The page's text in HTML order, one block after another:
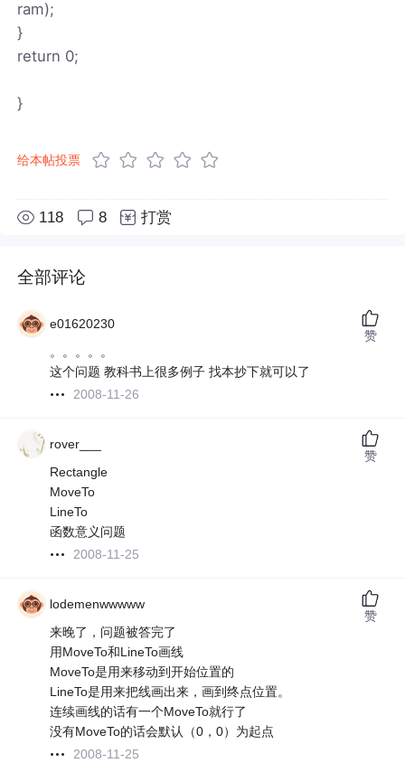
ram);
}
return 0;
}
给本帖投票
118 8 打赏
全部评论
e01620230
。。。。。
这个问题 教科书上很多例子 找本抄下就可以了
2008-11-26
赞
rover___
Rectangle
MoveTo
LineTo
函数意义问题
2008-11-25
赞
lodemenwwwww
来晚了，问题被答完了
用MoveTo和LineTo画线
MoveTo是用来移动到开始位置的
LineTo是用来把线画出来，画到终点位置。
连续画线的话有一个MoveTo就行了
没有MoveTo的话会默认（0，0）为起点
2008-11-25
赞